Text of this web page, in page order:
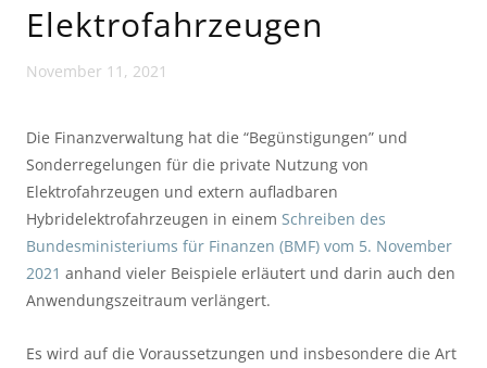
Elektrofahrzeugen
November 11, 2021
Die Finanzverwaltung hat die “Begünstigungen” und
Sonderregelungen für die private Nutzung von
Elektrofahrzeugen und extern aufladbaren
Hybridelektrofahrzeugen in einem Schreiben des
Bundesministeriums für Finanzen (BMF) vom 5. November
2021 anhand vieler Beispiele erläutert und darin auch den
Anwendungszeitraum verlängert.
Es wird auf die Voraussetzungen und insbesondere die Art